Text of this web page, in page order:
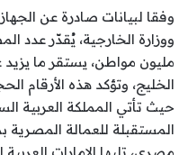
وفقا لبيانات صادرة عن
الخليج، وتؤكد هذه الأرقام
حيث تأتي المملكة العربية